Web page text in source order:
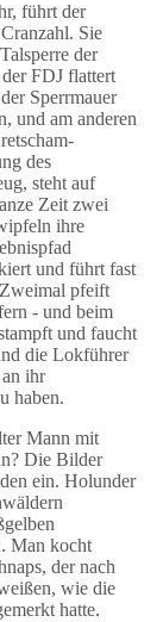
führt der
Sie
der
FDJ flattert
Sperrmauer
und am anderen
des
steht auf
Zeit zwei
ihre
und führt fast
pfeift
- und beim
und faucht
die Lokführer
ihr
haben.
Mann mit
Die Bilder
ein. Holunder
Man kocht
der nach
wie die
hatte.